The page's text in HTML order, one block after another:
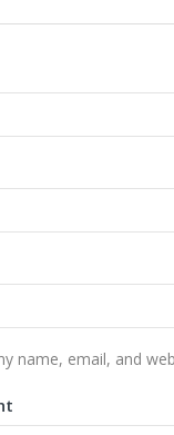
name, email, and